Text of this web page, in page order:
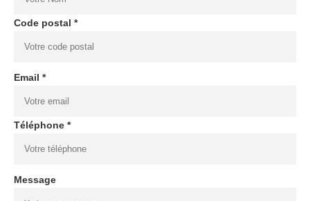
Code postal *
Email *
Téléphone *
Message